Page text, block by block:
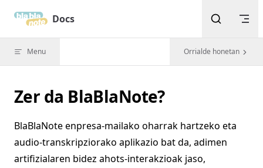
Skip to contentDocs
Menu Orrialde honetan
Zer da BlaBlaNote?
BlaBlaNote enpresa-mailako oharrak hartzeko eta
audio-transkripziorako aplikazio bat da, adimen
artifizialaren bidez ahots-interakzioak jaso,